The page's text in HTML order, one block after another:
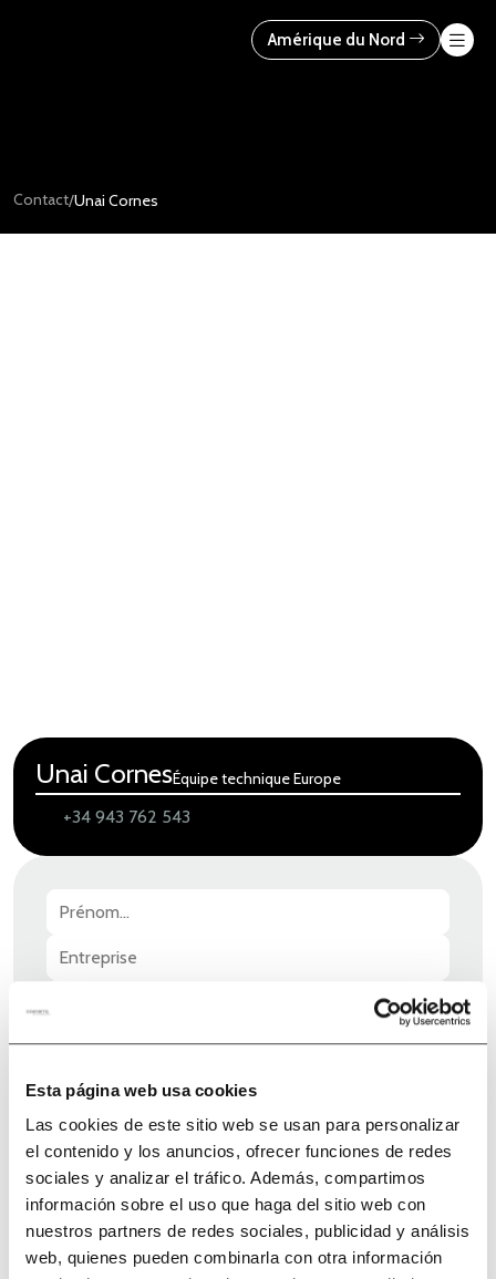
Esta página web usa cookies
Las cookies de este sitio web se usan para personalizar
el contenido y los anuncios, ofrecer funciones de redes
sociales y analizar el tráfico. Además, compartimos
información sobre el uso que haga del sitio web con
nuestros partners de redes sociales, publicidad y análisis
web, quienes pueden combinarla con otra información
Amérique du Nord
Contact/Unai Cornes
Unai CornesÉquipe technique Europe
+34 943 762 543
*Ce site est protégé par reCAPTCHA et les
Conditions d'utilisation ainsi que laPolitique de confidentialité
de Google s’appliquent.
J’ai lu et j’accepte la Politique de confidentialité